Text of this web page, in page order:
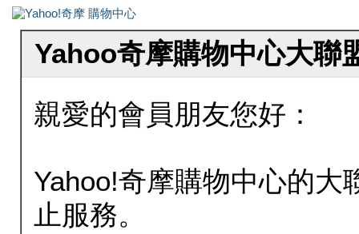
Yahoo奇摩購物中心大聯
親愛的會員朋友您好：
Yahoo!奇摩購物中心的大
止服務。